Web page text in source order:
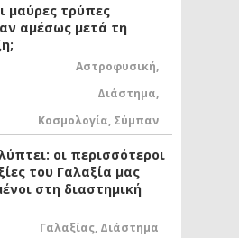
μαύρες τρύπες
αμέσως μετά τη
Αστροφυσική,
Διάστημα,
Κοσμολογία, Σύμπαν
οι περισσότεροι
του Γαλαξία μας
στη διαστημική
Γαλαξίας, Διάστημα